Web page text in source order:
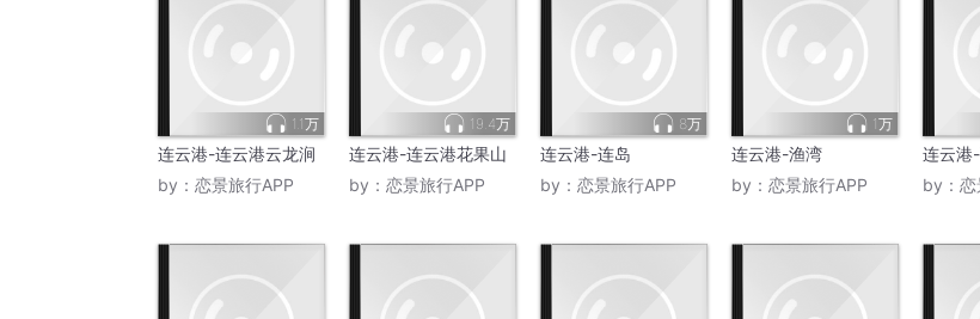
1.1万
连云港-连云港云龙涧
by： 恋景旅行APP
19.4万
连云港-连云港花果山
by： 恋景旅行APP
8万
连云港-连岛
by： 恋景旅行APP
1万
连云港-渔湾
by： 恋景旅行APP
连云港
by： 恋